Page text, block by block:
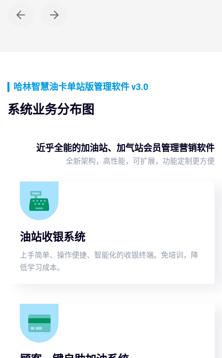
哈林智慧油卡单站版管理软件 v3.0
系统业务分布图
近乎全能的加油站、加气站会员管理营销软件
全新架构，高性能，可扩展，功能定制更方便
油站收银系统
上手简单、操作便捷、智能化的收银终端。免培训，降
低学习成本。